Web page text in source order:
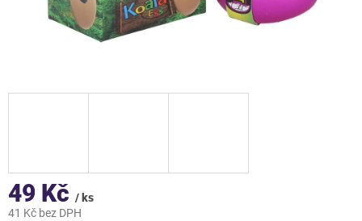
49 Kč / ks
41 Kč bez DPH